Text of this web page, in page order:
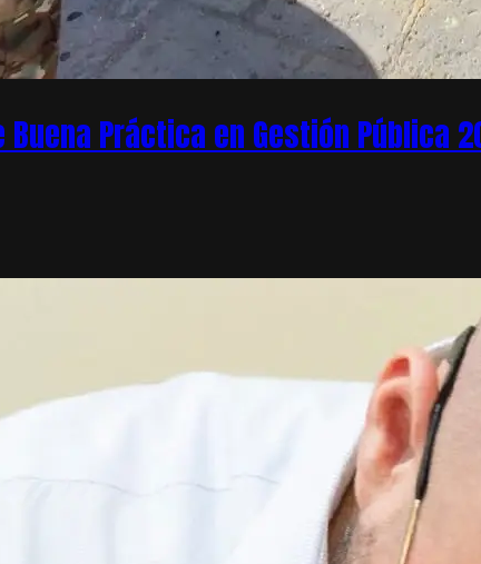
Práctica en Gestión Pública